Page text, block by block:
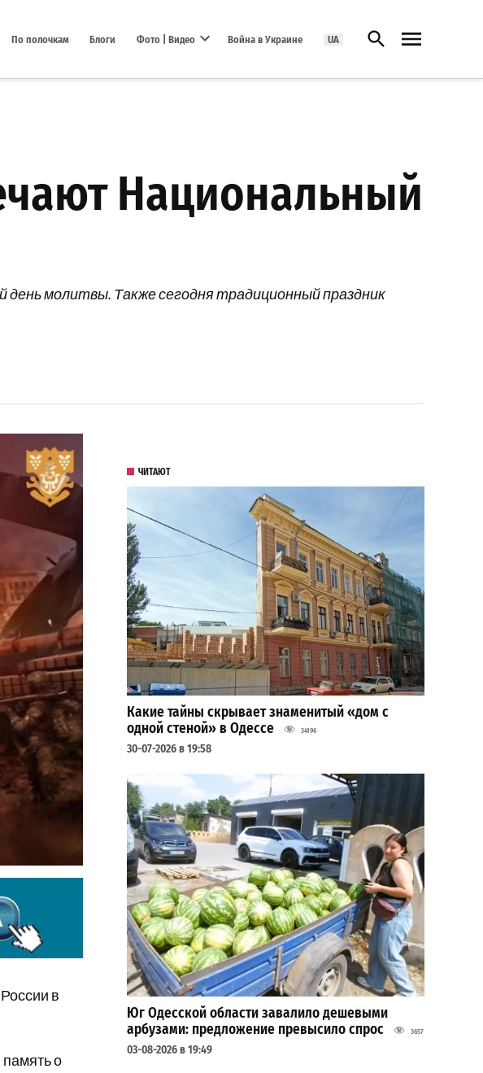
По полочкам Блоги Фото | Видео Война в Украине UA Открыть поиск
Национальный
молитвы. Также сегодня традиционный праздник
в
о
ЧИТАЮТ
Какие тайны скрывает знаменитый «дом с
одной стеной» в Одессе
34196
30-07-2026 в 19:58
Юг Одесской области завалило дешевыми
арбузами: предложение превысило спрос
3657
03-08-2026 в 19:49